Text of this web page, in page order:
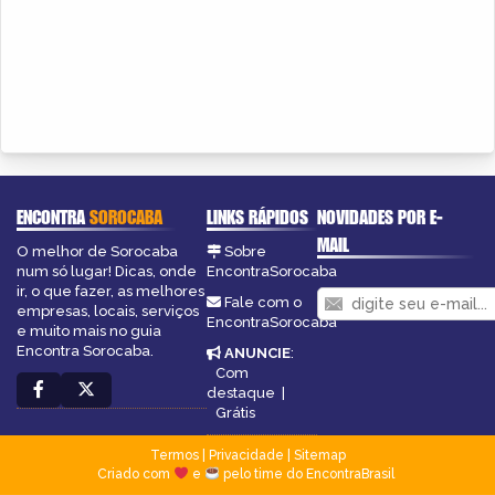
ENCONTRASOROCABA
O melhor de Sorocaba
num só lugar! Dicas, onde
ir, o que fazer, as melhores
empresas, locais, serviços
e muito mais no guia
Encontra Sorocaba.
LINKS RÁPIDOS
Sobre
EncontraSorocaba
Fale com o
EncontraSorocaba
ANUNCIE:
Com
destaque |
Grátis
NOVIDADES POR E-
MAIL
Termos| Privacidade
Sitemap
Criado com
e pelo time do EncontraBrasil